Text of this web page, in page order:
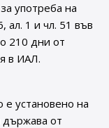
употреба на
ал. 1 и чл. 51 във
210 дни от
в ИАЛ.
установено на
държава от